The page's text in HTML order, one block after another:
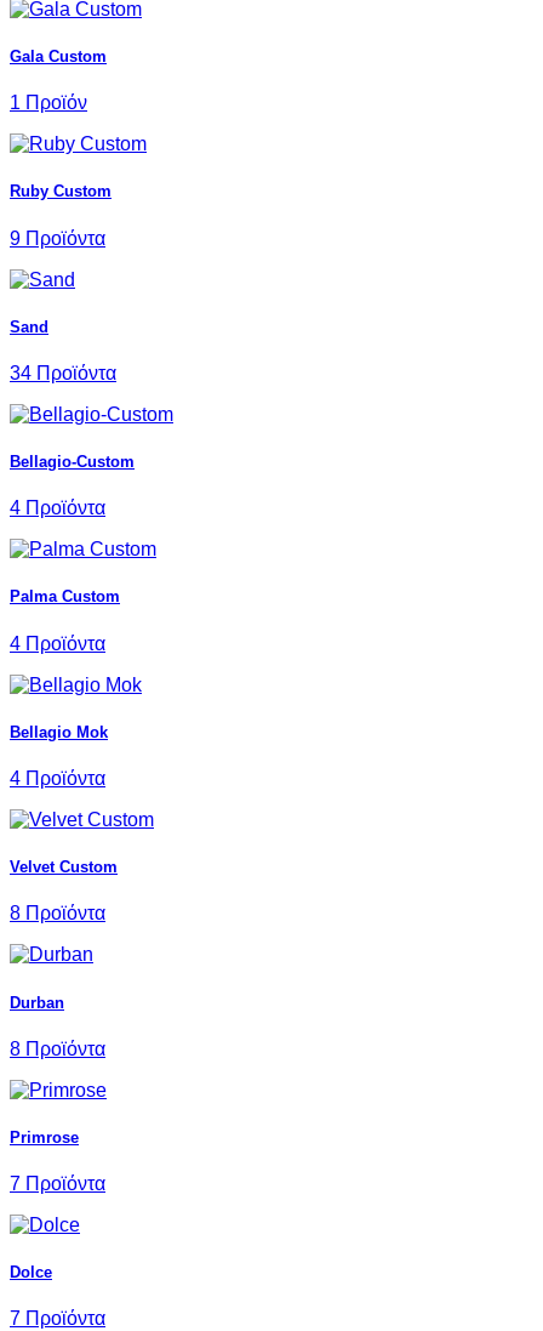
Gala Custom
1 Προϊόν
Ruby Custom
9 Προϊόντα
Sand
34 Προϊόντα
Bellagio-Custom
4 Προϊόντα
Palma Custom
4 Προϊόντα
Bellagio Mok
4 Προϊόντα
Velvet Custom
8 Προϊόντα
Durban
8 Προϊόντα
Primrose
7 Προϊόντα
Dolce
7 Προϊόντα